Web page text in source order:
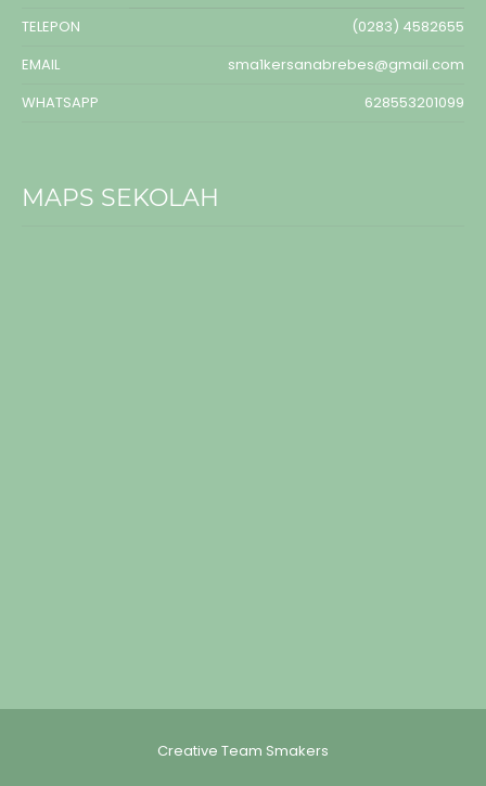
TELEPON
(0283) 4582655
EMAIL
sma1kersanabrebes@gmail.com
WHATSAPP
628553201099
MAPS SEKOLAH
Creative Team Smakers